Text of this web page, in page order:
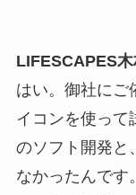
LIFESCAPES木
はい。御社にご
イコンを使って
のソフト開発と
なかったんです